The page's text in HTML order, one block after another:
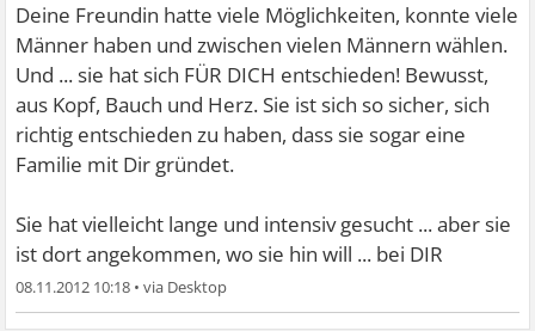
Deine Freundin hatte viele Möglichkeiten, konnte viele
Männer haben und zwischen vielen Männern wählen.
Und ... sie hat sich FÜR DICH entschieden! Bewusst,
aus Kopf, Bauch und Herz. Sie ist sich so sicher, sich
richtig entschieden zu haben, dass sie sogar eine
Familie mit Dir gründet.
Sie hat vielleicht lange und intensiv gesucht ... aber sie
ist dort angekommen, wo sie hin will ... bei DIR
08.11.2012 10:18 •